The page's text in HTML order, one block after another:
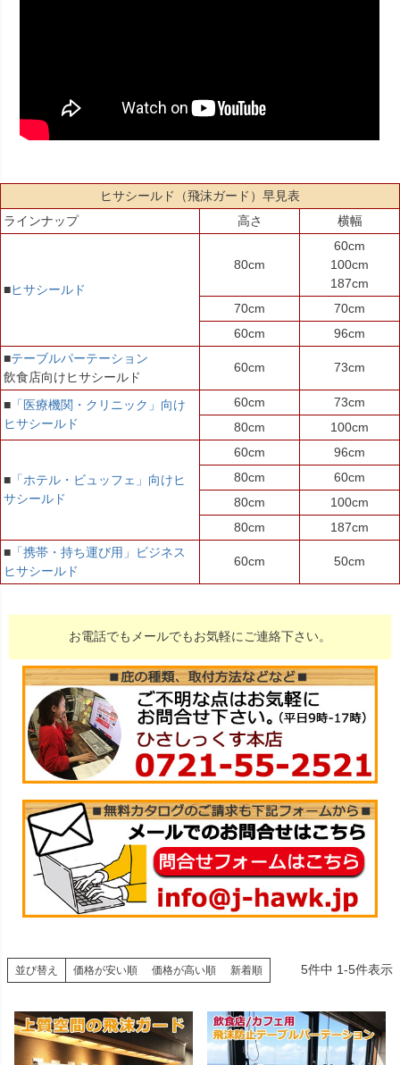
ヒサシールド（飛沫ガード）早見表
ラインナップ
高さ 横幅
■ヒサシールド
80cm
60cm
100cm
187cm
70cm
70cm
60cm
96cm
■テーブルパーテーション
飲食店向けヒサシールド
60cm 73cm
■ 「医療機関・クリニック」向け
ヒサシールド
60cm
73cm
80cm
100cm
■ 「ホテル・ビュッフェ」向けヒ
サシールド
60cm
96cm
80cm
60cm
80cm
100cm
80cm
187cm
■ 「携帯・持ち運び用」ビジネス
ヒサシールド
60cm 50cm
お電話でもメールでもお気軽にご連絡下さい。
並び替え 価格が安い順 価格が高い順 新着順 5件中 1-5件表示